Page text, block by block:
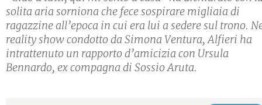
solita aria sorniona che fece sospirare migliaia di
ragazzine all’epoca in cui era lui a sedere sul trono.
reality show condotto da Simona Ventura, Alfieri ha
intrattenuto un rapporto d’amicizia con Ursula
Bennardo, ex compagna di Sossio Aruta.